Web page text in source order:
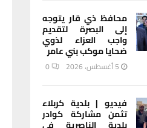
محافظ ذي قار يتوجه
إلى البصرة لتقديم
واجب العزاء لذوي
ضحايا موكب بني عامر
5 أغسطس، 2026 0
فيديو | بلدية كربلاء
تثمن مشاركة كوادر